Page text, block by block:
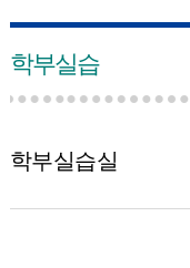
학부실습
학부실습실